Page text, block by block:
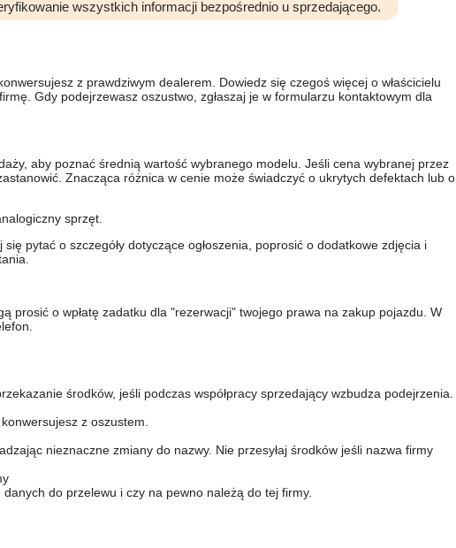
wszystkich informacji bezpośrednio u sprzedającego.
z prawdziwym dealerem. Dowiedz się czegoś więcej o właścicielu
Gdy podejrzewasz oszustwo, zgłaszaj je w formularzu kontaktowym dla
aby poznać średnią wartość wybranego modelu. Jeśli cena wybranej przez
Znacząca różnica w cenie może świadczyć o ukrytych defektach lub o
sprzęt.
pytać o szczegóły dotyczące ogłoszenia, poprosić o dodatkowe zdjęcia i
prosić o wpłatę zadatku dla "rezerwacji" twojego prawa na zakup pojazdu. W
środków, jeśli podczas współpracy sprzedający wzbudza podejrzenia.
z oszustem.
nieznaczne zmiany do nazwy. Nie przesyłaj środków jeśli nazwa firmy
do przelewu i czy na pewno należą do tej firmy.